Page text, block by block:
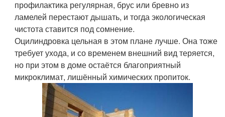
профилактика регулярная, брус или бревно из
ламелей перестают дышать, и тогда экологическая
чистота ставится под сомнение.
Оцилиндровка цельная в этом плане лучше. Она тоже
требует ухода, и со временем внешний вид теряется,
но при этом в доме остаётся благоприятный
микроклимат, лишённый химических пропиток.